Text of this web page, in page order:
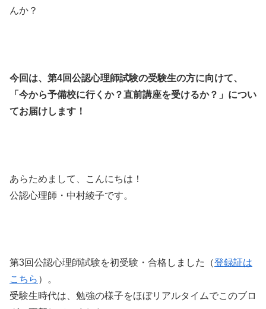
んか？
今回は、第4回公認心理師試験の受験生の方に向けて、
「今から予備校に行くか？直前講座を受けるか？」につい
てお届けします！
あらためまして、こんにちは！
公認心理師・中村綾子です。
第3回公認心理師試験を初受験・合格しました（登録証は
こちら ）。
受験生時代は、勉強の様子をほぼリアルタイムでこのブロ